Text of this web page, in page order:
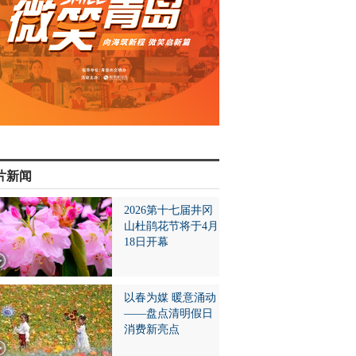
新闻
2026第十七届井冈
山杜鹃花节将于4月
18日开幕
以春为媒 暖意涌动
——盘点清明假日
消费新亮点